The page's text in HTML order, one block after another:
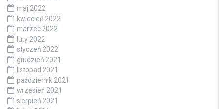
maj 2022
kwiecień 2022
marzec 2022
luty 2022
styczeń 2022
grudzień 2021
listopad 2021
październik 2021
wrzesień 2021
sierpień 2021